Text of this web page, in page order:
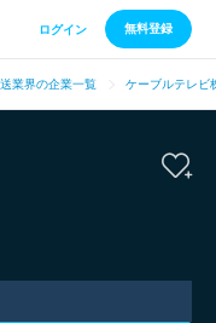
ログイン 無料登録
業界の企業一覧 ケーブルテレビ